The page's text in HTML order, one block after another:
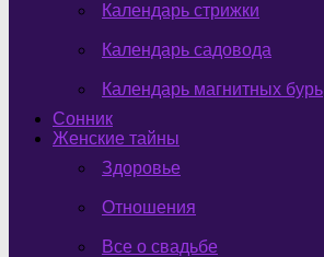
Календарь стрижки
Календарь садовода
Календарь магнитных бурь
Сонник
Женские тайны
Здоровье
Отношения
Все о свадьбе